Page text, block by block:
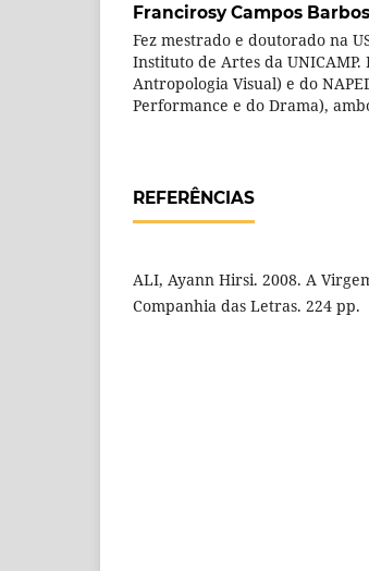
Francirosy Campos
Fez mestrado e doutorado na
Instituto de Artes da UNICAMP.
Antropologia Visual) e do
Performance e do Drama),
REFERÊNCIAS
ALI, Ayann Hirsi. 2008. A
Companhia das Letras. 224 pp.